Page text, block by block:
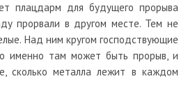
плацдарм для будущего прорыва
прорвали в другом месте. Тем не
Над ним кругом господствующие
именно там может быть прорыв, и
сколько металла лежит в каждом